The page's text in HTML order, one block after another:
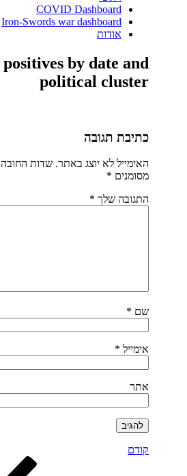
COVID Dashboard
Iron-Swords war dashboard
אודות
positives by date and
political cluster
כתיבת תגובה
האימייל לא יוצג באתר. שדות החובה
מסומנים *
התגובה שלך *
שם *
אימייל *
אתר
ניווט
הפוסט
קודם